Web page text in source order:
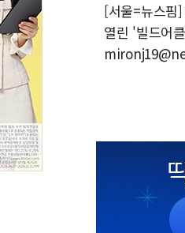
[서울=뉴스핌
열린 '빌드어